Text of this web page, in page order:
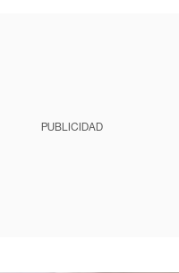
PUBLICIDAD